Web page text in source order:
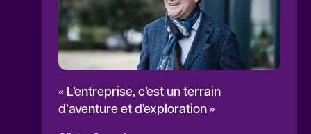
« L’entreprise, c’est un terrain
d’aventure et d’exploration »